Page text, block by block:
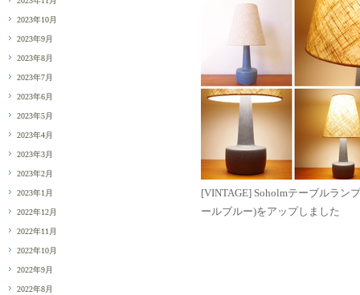
[VINTAGE] Soholmテーブルラン
ールブルー)をアップしました
2023年10月
2023年9月
2023年8月
2023年7月
2023年6月
2023年5月
2023年4月
2023年3月
2023年2月
2023年1月
2022年12月
2022年11月
2022年10月
2022年9月
2022年8月